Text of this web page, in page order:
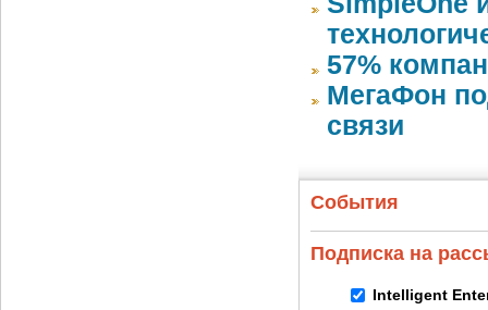
57%
МегаФон
связи
События
Подписка на
Intelligent